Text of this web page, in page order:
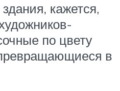
кажется,
по цвету
в